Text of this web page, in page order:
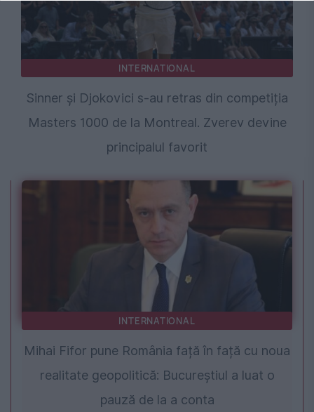
INTERNATIONAL
Sinner și Djokovici s-au retras din competiția
Masters 1000 de la Montreal. Zverev devine
principalul favorit
INTERNATIONAL
Mihai Fifor pune România față în față cu noua
realitate geopolitică: Bucureștiul a luat o
pauză de la a conta